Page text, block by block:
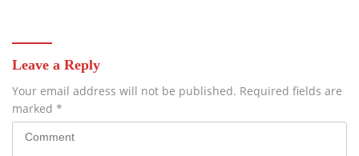
Leave a Reply
Your email address will not be published. Required fields are
marked *